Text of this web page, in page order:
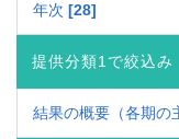
年次 28
提供分類1で絞込み